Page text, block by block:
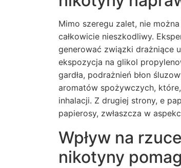
Mimo szeregu zalet, nie
całkowicie nieszkodliwy.
generować związki drażniące
ekspozycja na glikol
gardła, podrażnień błon
aromatów spożywczych,
inhalacji. Z drugiej strony, e
papierosy, zwłaszcza w
Wpływ na
nikotyny